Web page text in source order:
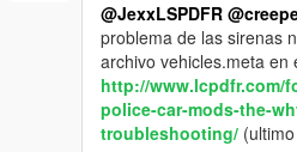
@JexxLSPDFR
problema de las sirenas
archivo vehicles.meta en
http://www.lcpdfr.com/
police-car-mods-the-
troubleshooting/